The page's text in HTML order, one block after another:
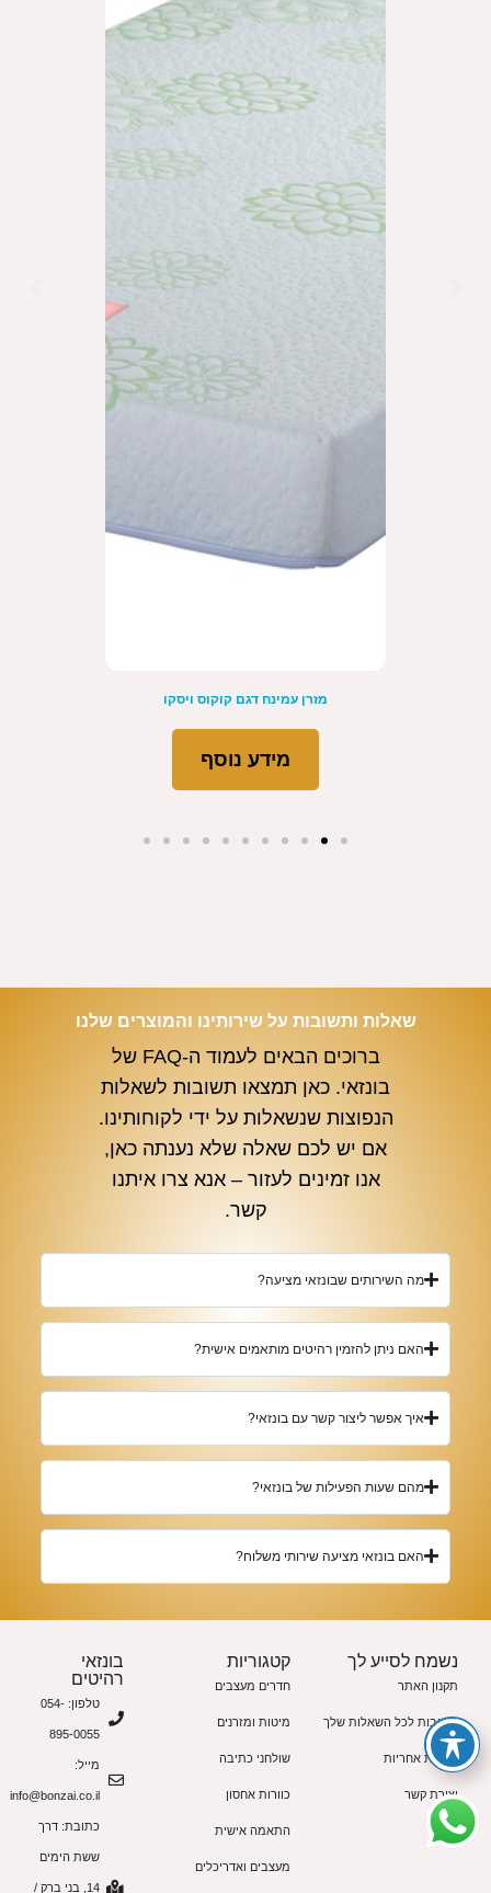
מזרן עמינח דגם קוקוס ויסקו
מידע נוסף
שאלות ותשובות על שירותינו והמוצרים שלנו
ברוכים הבאים לעמוד ה-FAQ של
בונזאי. כאן תמצאו תשובות לשאלות
הנפוצות שנשאלות על ידי לקוחותינו.
אם יש לכם שאלה שלא נענתה כאן,
אנו זמינים לעזור – אנא צרו איתנו
קשר.
מה השירותים שבונזאי מציעה?
האם ניתן להזמין רהיטים מותאמים אישית?
איך אפשר ליצור קשר עם בונזאי?
מהם שעות הפעילות של בונזאי?
האם בונזאי מציעה שירותי משלוח?
נשמח לסייע לך
תקנון האתר
תשובות לכל השאלות שלך
תעודת אחריות
יצירת קשר
קטגוריות
חדרים מעצבים
מיטות ומזרנים
שולחני כתיבה
כוורות אחסון
התאמה אישית
מעצבים ואדריכלים
בונזאי
רהיטים
טלפון: 054-
895-0055
מייל:
info@bonzai.co.il
כתובת: דרך
ששת הימים
14, בני ברק /